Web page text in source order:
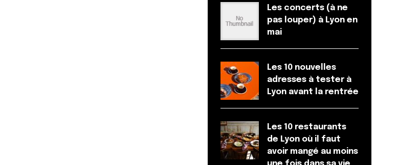
Les concerts (à ne
pas louper) à Lyon en
mai
Les 10 nouvelles
adresses à tester à
Lyon avant la rentrée
Les 10 restaurants
de Lyon où il faut
avoir mangé au moins